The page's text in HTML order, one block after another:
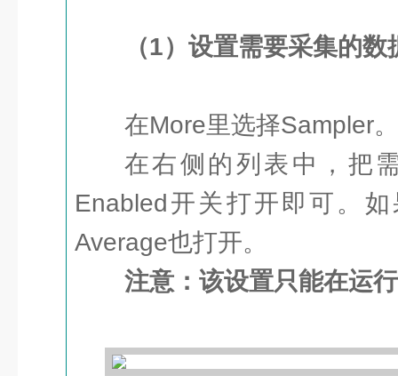
（1）设置需要采集的数
在More里选择Sampler。
在右侧的列表中，把
Enabled开关打开即可。
Average也打开。
注意：该设置只能在运